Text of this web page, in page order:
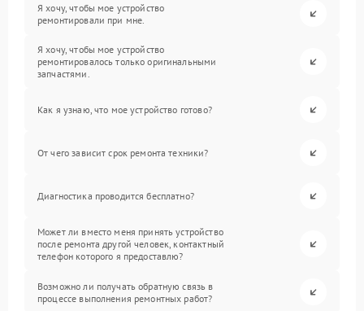
Я хочу, чтобы мое устройство
ремонтировали при мне.
Я хочу, чтобы мое устройство
ремонтировалось только оригинальными
запчастями.
Как я узнаю, что мое устройство готово?
От чего зависит срок ремонта техники?
Диагностика проводится бесплатно?
Может ли вместо меня принять устройство
после ремонта другой человек, контактный
телефон которого я предоставлю?
Возможно ли получать обратную связь в
процессе выполнения ремонтных работ?